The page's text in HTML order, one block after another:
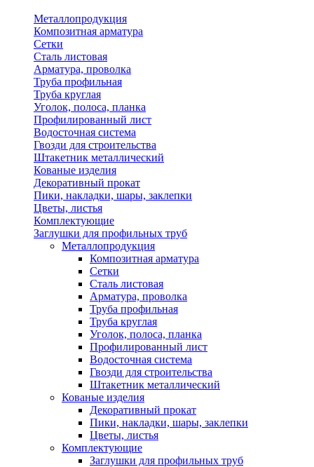
Металлопродукция
Композитная арматура
Сетки
Сталь листовая
Арматура, проволка
Труба профильная
Труба круглая
Уголок, полоса, планка
Профилированный лист
Водосточная система
Гвозди для строительства
Штакетник металлический
Кованые изделия
Декоративный прокат
Пики, накладки, шары, заклепки
Цветы, листья
Комплектующие
Заглушки для профильных труб
Металлопродукция
Композитная арматура
Сетки
Сталь листовая
Арматура, проволка
Труба профильная
Труба круглая
Уголок, полоса, планка
Профилированный лист
Водосточная система
Гвозди для строительства
Штакетник металлический
Кованые изделия
Декоративный прокат
Пики, накладки, шары, заклепки
Цветы, листья
Комплектующие
Заглушки для профильных труб